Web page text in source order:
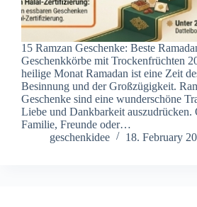
15 Ramzan Geschenke: Beste
Geschenkkörbe mit Trockenfrüchten
heilige Monat Ramadan ist eine Zeit
Besinnung und der Großzügigkeit.
Geschenke sind eine wunderschöne
Liebe und Dankbarkeit auszudrücken.
Familie, Freunde oder…
geschenkidee
18. February